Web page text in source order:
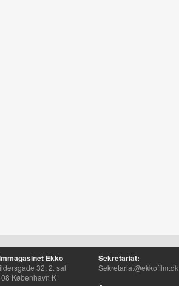
Ekko
32, 2. sal
København K
Sekretariat:
Sekretariat@ekkofilm.dk